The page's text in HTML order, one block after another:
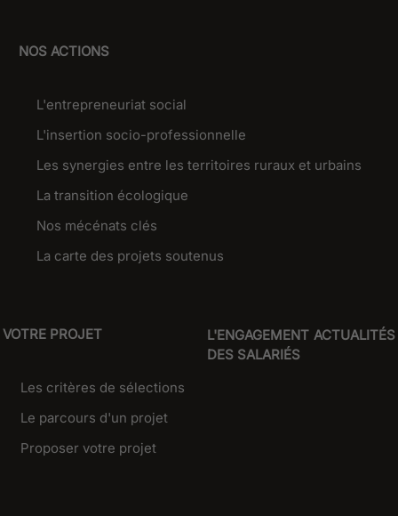
NOS ACTIONS
L'entrepreneuriat social
L'insertion socio-professionnelle
Les synergies entre les territoires ruraux et urbains
La transition écologique
Nos mécénats clés
La carte des projets soutenus
VOTRE PROJET
Les critères de sélections
Le parcours d'un projet
Proposer votre projet
L'ENGAGEMENT
DES SALARIÉS
ACTUALITÉS